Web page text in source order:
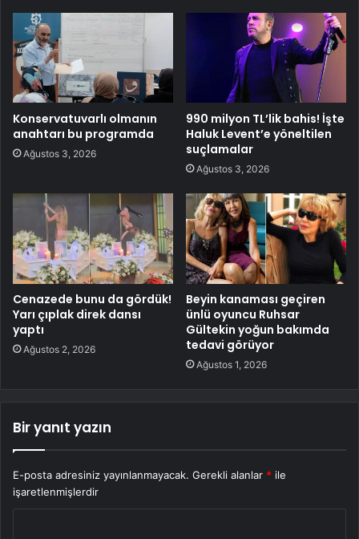
Konservatuvarlı olmanın
anahtarı bu programda
Ağustos 3, 2026
990 milyon TL’lik bahis! İşte
Haluk Levent’e yöneltilen
suçlamalar
Ağustos 3, 2026
Cenazede bunu da gördük!
Yarı çıplak direk dansı
yaptı
Ağustos 2, 2026
Beyin kanaması geçiren
ünlü oyuncu Ruhsar
Gültekin yoğun bakımda
tedavi görüyor
Ağustos 1, 2026
Bir yanıt yazın
E-posta adresiniz yayınlanmayacak. Gerekli alanlar * ile
işaretlenmişlerdir